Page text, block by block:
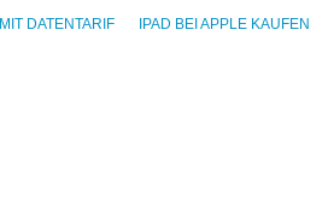
MIT DATENTARIF IPAD BEI APPLE KAUFEN